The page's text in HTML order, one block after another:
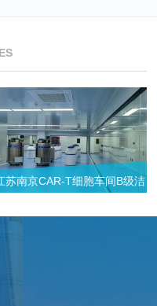
苏南京CAR-T细胞车间B级洁
净室装修建造案例 ·